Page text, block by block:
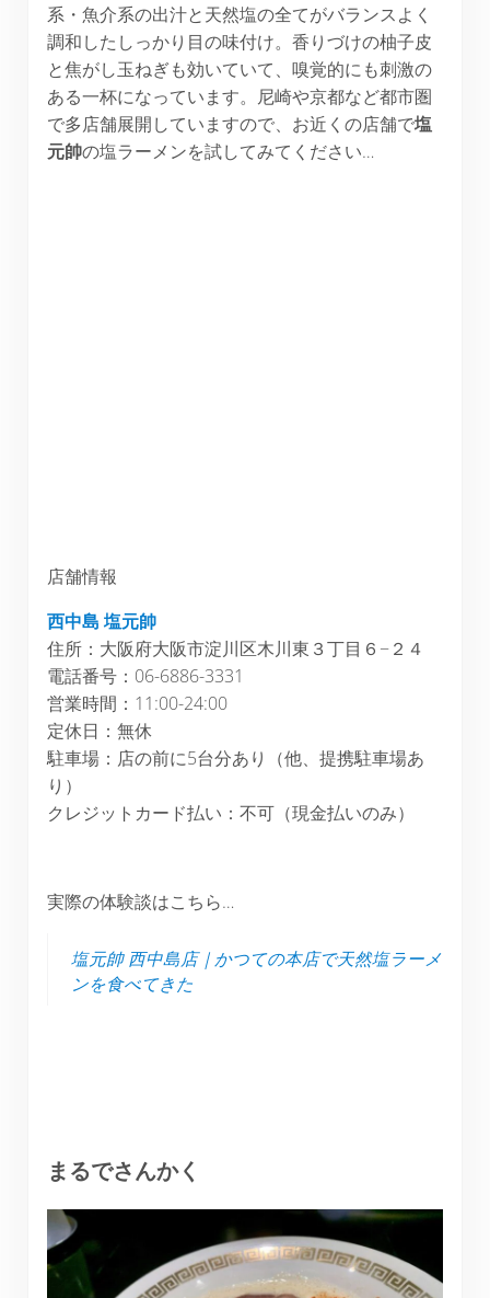
系・魚介系の出汁と天然塩の全てがバランスよく
調和したしっかり目の味付け。香りづけの柚子皮
と焦がし玉ねぎも効いていて、嗅覚的にも刺激の
ある一杯になっています。尼崎や京都など都市圏
で多店舗展開していますので、お近くの店舗で塩
元帥の塩ラーメンを試してみてください…
店舗情報
西中島 塩元帥
住所：大阪府大阪市淀川区木川東３丁目６−２４
電話番号：06-6886-3331
営業時間：11:00-24:00
定休日：無休
駐車場：店の前に5台分あり（他、提携駐車場あ
り）
クレジットカード払い：不可（現金払いのみ）
実際の体験談はこちら…
塩元帥 西中島店｜かつての本店で天然塩ラーメ
ンを食べてきた
まるでさんかく